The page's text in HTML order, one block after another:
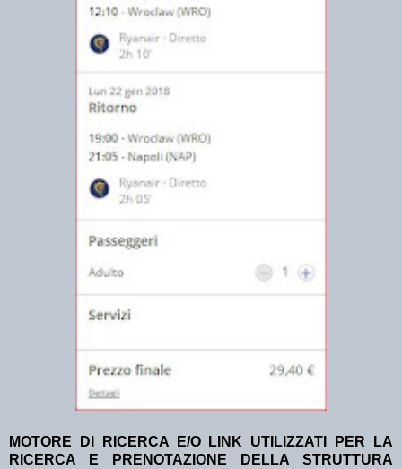
MOTORE DI RICERCA E/O LINK UTILIZZATI PER LA
RICERCA E PRENOTAZIONE DELLA STRUTTURA